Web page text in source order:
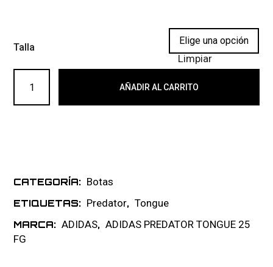
Talla
Limpiar
ADIDAS PREDATOR ELITE TONGUE FG 010 cantidad
AÑADIR AL CARRITO
CATEGORÍA: Botas
ETIQUETAS: Predator, Tongue
MARCA: ADIDAS, ADIDAS PREDATOR TONGUE 25
FG